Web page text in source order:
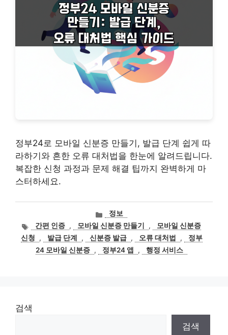
정부24로 모바일 신분증 만들기, 발급 단계 쉽게 따
라하기와 흔한 오류 대처법을 한눈에 알려드립니다.
복잡한 신청 과정과 문제 해결 팁까지 완벽하게 마
스터하세요.
카
테
고
리
정보
태
그
간편 인증 , 모바일 신분증 만들기 ,
모바일 신분증
신청
, 발급 단계 , 신분증 발급 , 오류 대처법 ,
정부
24 모바일 신분증 , 정부24 앱 , 행정 서비스
검색
검색